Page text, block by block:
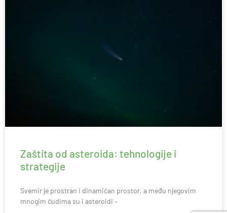
Zaštita od asteroida: tehnologije i
strategije
Svemir je prostran i dinamičan prostor, a među njegovim
mnogim čudima su i asteroidi –